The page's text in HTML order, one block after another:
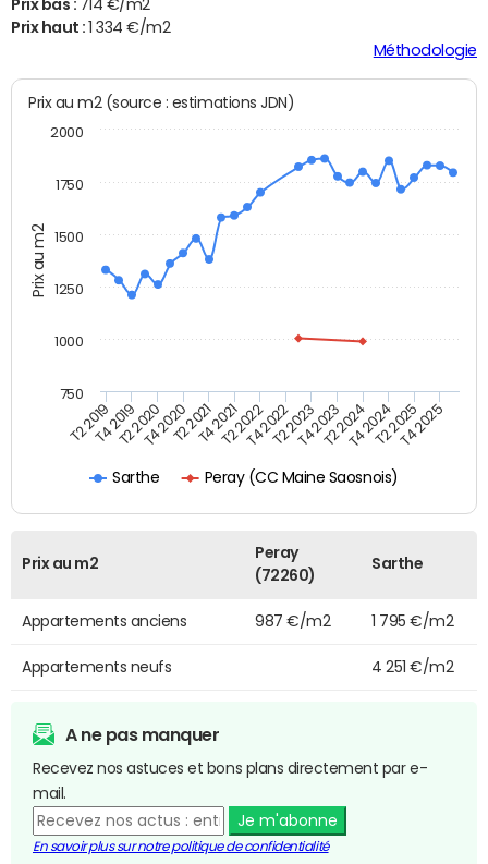
Prix bas : 714 €/m2
Prix haut :1 334 €/m2
Méthodologie
Prix au m2
Prix au m2 (source : estimations JDN)
Sarthe Peray (CC Maine Saosnois)
T2 2019T4 2019T2 2020T4 2020T2 2021T4 2021T2 2022T4 2022T2 2023T4 2023T2 2024T4 2024T2 2025T4 2025
750
1000
1250
1500
1750
2000
Prix au m2
Peray
(72260)
Sarthe
Appartements anciens 987 €/m2 1 795 €/m2
Appartements neufs 4 251 €/m2
A ne pas manquer
Recevez nos astuces et bons plans directement par e-
mail.
Je m'abonne
En savoir plus sur notre politique de confidentialité